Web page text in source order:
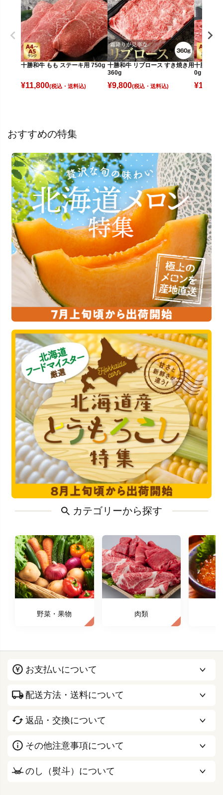
十勝和牛 もも ステーキ用 750g
¥11,800(税込)
十勝和牛 リブロース すき焼き用
360g
¥9,800(税込)
十勝和牛
0g
¥13,500
おすすめの特集
カテゴリーから探す
野菜・果物 肉類
お支払いについて
配送方法・送料について
返品・交換について
その他注意事項について
のし（熨斗）について